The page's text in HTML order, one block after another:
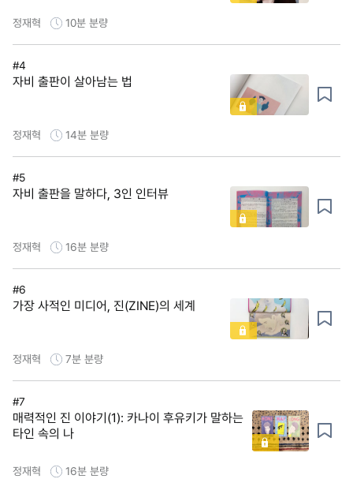
정재혁 10분 분량
#4
자비 출판이 살아남는 법
정재혁 14분 분량
#5
자비 출판을 말하다, 3인 인터뷰
정재혁 16분 분량
#6
가장 사적인 미디어, 진(ZINE)의 세계
정재혁 7분 분량
#7
매력적인 진 이야기(1): 카나이 후유키가 말하는
타인 속의 나
정재혁 16분 분량